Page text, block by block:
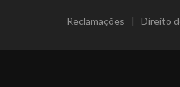
Reclamações | Direito